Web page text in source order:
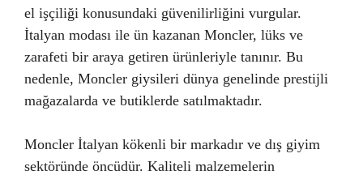
el işçiliği konusundaki güvenilirliğini vurgular.
İtalyan modası ile ün kazanan Moncler, lüks ve
zarafeti bir araya getiren ürünleriyle tanınır. Bu
nedenle, Moncler giysileri dünya genelinde prestijli
mağazalarda ve butiklerde satılmaktadır.
Moncler İtalyan kökenli bir markadır ve dış giyim
sektöründe öncüdür. Kaliteli malzemelerin